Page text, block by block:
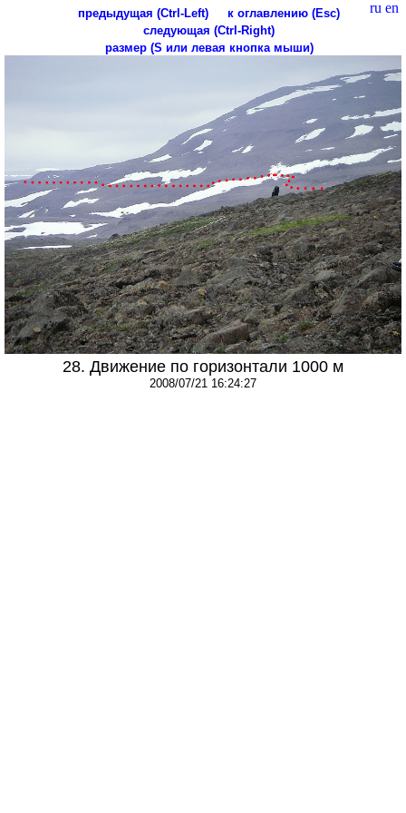
ru en
предыдущая (Ctrl-Left)
к оглавлению (Esc)
следующая (Ctrl-Right)
размер (S или левая кнопка мыши)
28. Движение по горизонтали 1000 м
2008/07/21 16:24:27